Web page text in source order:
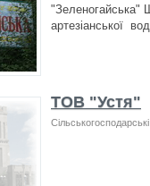
"Зеленогайська"
артезіанської
ТОВ "Устя"